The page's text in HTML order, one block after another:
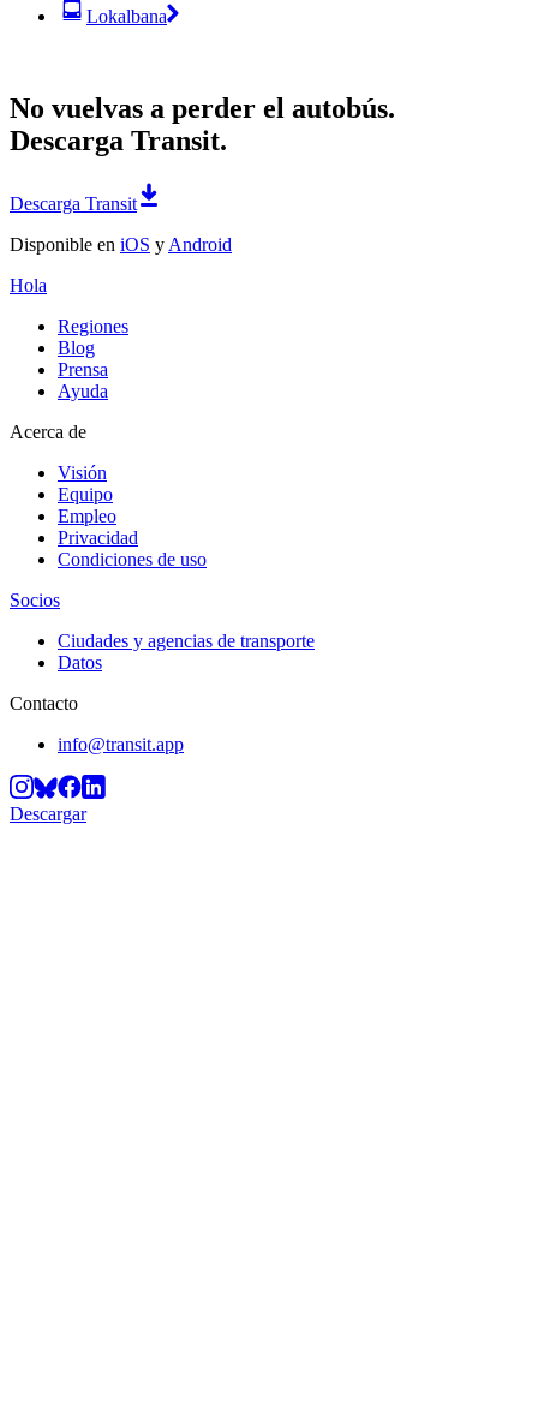
Lokalbana
No vuelvas a perder el autobús.
Descarga Transit.
Descarga Transit
Disponible en iOS y Android
Hola
Regiones
Blog
Prensa
Ayuda
Acerca de
Visión
Equipo
Empleo
Privacidad
Condiciones de uso
Socios
Ciudades y agencias de transporte
Datos
Contacto
info@transit.app
Descargar